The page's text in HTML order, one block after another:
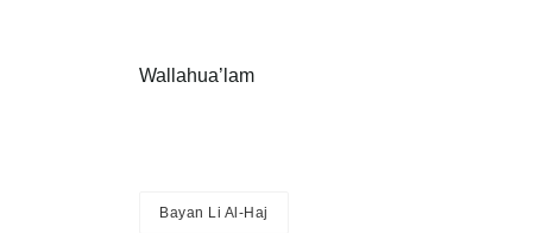
Wallahua’lam
Bayan Li Al-Haj